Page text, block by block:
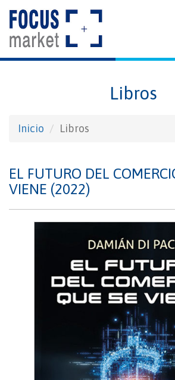
Libros
Inicio Libros
EL FUTURO DEL
VIENE (2022)